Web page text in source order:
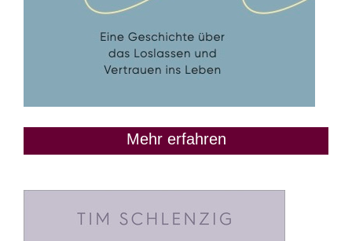
Mehr erfahren